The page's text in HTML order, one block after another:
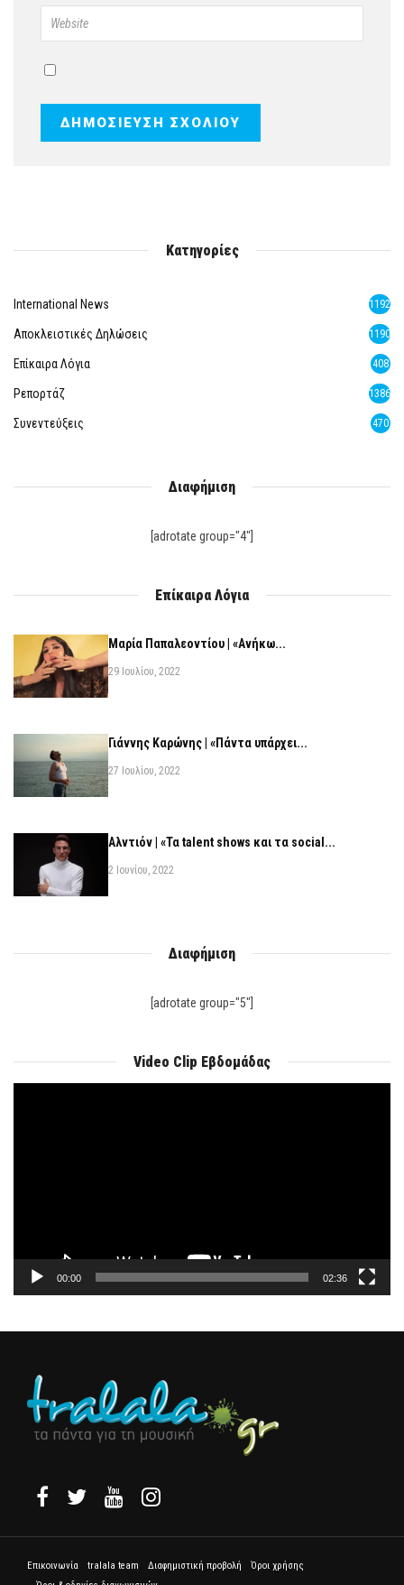
Κατηγορίες
International News 1192
Αποκλειστικές Δηλώσεις 1190
Επίκαιρα Λόγια 408
Ρεπορτάζ 1386
Συνεντεύξεις 470
Διαφήμιση
[adrotate group="4"]
Επίκαιρα Λόγια
Μαρία Παπαλεοντίου | «Ανήκω...
29 Ιουλίου, 2022
Γιάννης Καρώνης | «Πάντα υπάρχει...
27 Ιουλίου, 2022
Αλντιόν | «Τα talent shows και τα social...
2 Ιουνίου, 2022
Διαφήμιση
[adrotate group="5"]
Video Clip Εβδομάδας
00:00 02:36
Επικοινωνία tralala team Διαφημιστική προβολή
Όροι χρήσης